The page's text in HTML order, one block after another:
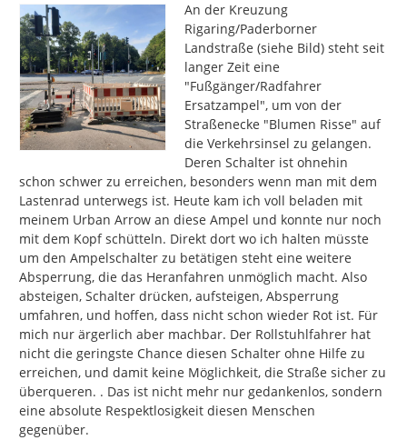
An der Kreuzung
Rigaring/Paderborner
Landstraße (siehe Bild) steht seit
langer Zeit eine
"Fußgänger/Radfahrer
Ersatzampel", um von der
Straßenecke "Blumen Risse" auf
die Verkehrsinsel zu gelangen.
Deren Schalter ist ohnehin
schon schwer zu erreichen, besonders wenn man mit dem
Lastenrad unterwegs ist. Heute kam ich voll beladen mit
meinem Urban Arrow an diese Ampel und konnte nur noch
mit dem Kopf schütteln. Direkt dort wo ich halten müsste
um den Ampelschalter zu betätigen steht eine weitere
Absperrung, die das Heranfahren unmöglich macht. Also
absteigen, Schalter drücken, aufsteigen, Absperrung
umfahren, und hoffen, dass nicht schon wieder Rot ist. Für
mich nur ärgerlich aber machbar. Der Rollstuhlfahrer hat
nicht die geringste Chance diesen Schalter ohne Hilfe zu
erreichen, und damit keine Möglichkeit, die Straße sicher zu
überqueren. . Das ist nicht mehr nur gedankenlos, sondern
eine absolute Respektlosigkeit diesen Menschen
gegenüber.